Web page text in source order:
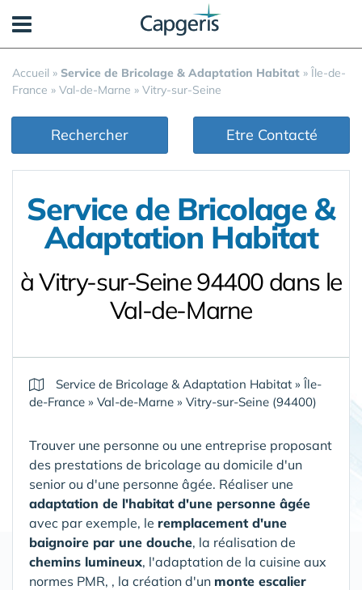
Accueil » Service de Bricolage & Adaptation Habitat » Île-de-
France » Val-de-Marne » Vitry-sur-Seine
Rechercher Etre Contacté
Service de Bricolage &
Adaptation Habitat
à Vitry-sur-Seine 94400 dans le
Val-de-Marne
Service de Bricolage & Adaptation Habitat »Île-
de-France » Val-de-Marne » Vitry-sur-Seine (94400)
Trouver une personne ou une entreprise proposant
des prestations de bricolage au domicile d'un
senior ou d'une personne âgée. Réaliser une
adaptation de l'habitat d'une personne âgée
avec par exemple, le remplacement d'une
baignoire par une douche, la réalisation de
chemins lumineux, l'adaptation de la cuisine aux
normes PMR, , la création d'un monte escalier